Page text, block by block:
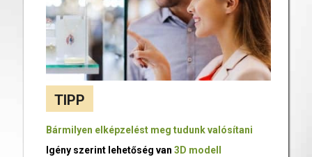
TIPP
Bármilyen elképzelést meg tudunk valósítani
Igény szerint lehetőség van 3D modell